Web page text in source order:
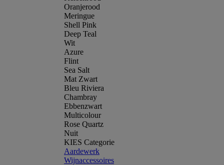
Oranjerood
Meringue
Shell Pink
Deep Teal
Wit
Azure
Flint
Sea Salt
Mat Zwart
Bleu Riviera
Chambray
Ebbenzwart
Multicolour
Rose Quartz
Nuit
KIES Categorie
Aardewerk
Wijnaccessoires